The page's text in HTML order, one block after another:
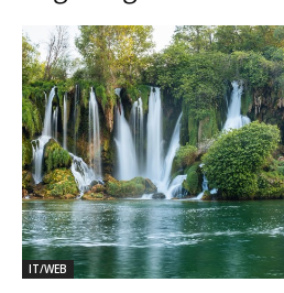
IT/WEB